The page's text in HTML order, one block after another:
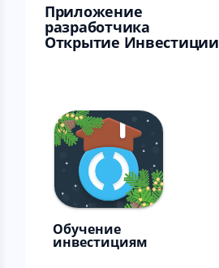
Приложение
разработчика
Открытие Инвестиции
Обучение
инвестициям